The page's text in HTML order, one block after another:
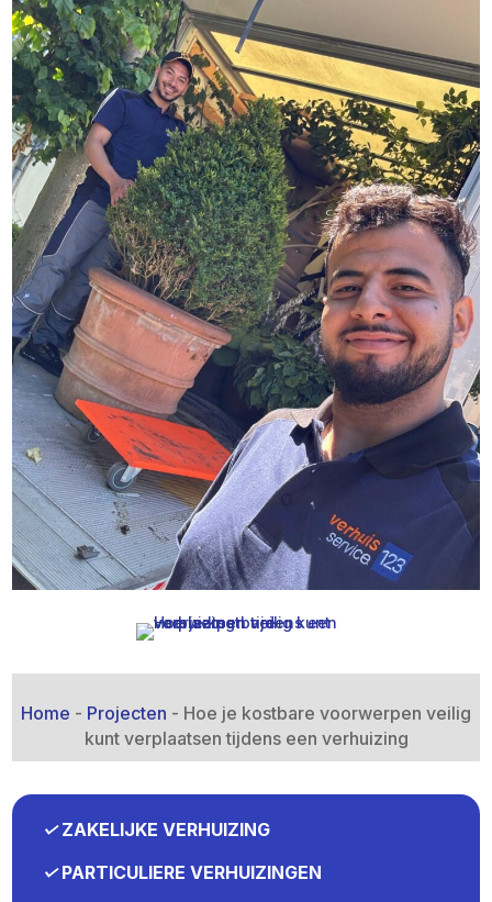
Home - Projecten - Hoe je kostbare voorwerpen veilig
kunt verplaatsen tijdens een verhuizing
✓ZAKELIJKE VERHUIZING
✓PARTICULIERE VERHUIZINGEN